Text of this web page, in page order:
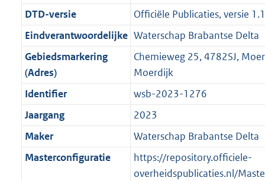
n
f
o
r
m
a
a
t
K
b
i
n
f
o
r
m
a
a
t
K
b
e
i
n
f
o
r
m
a
a
t
K
b
i
e
i
n
f
o
r
m
a
a
t
1
7
K
r
o
o
t
t
e
:
2
K
b
g
r
o
o
t
t
e
:
2
K
b
DTD-versie
Officiële Publicaties, versie 1.1
Eindverantwoordelijke Waterschap Brabantse Delta
Gebiedsmarkering
(Adres)
Chemieweg 25, 4782SJ,
Moerdijk
Identifier
wsb-2023-1276
Jaargang
2023
Maker
Waterschap Brabantse Delta
Masterconfiguratie
https://repository.officiele-
overheidspublicaties.nl/